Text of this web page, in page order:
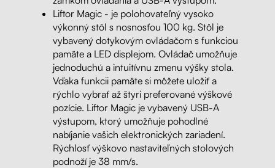
Liftor Magic - je polohovateľný vysoko
výkonný stôl s nosnosťou 100 kg. Stôl je
vybavený dotykovým ovládačom s funkciou
pamäte a LED displejom. Ovládač umožňuje
jednoduchú a intuitívnu zmenu výšky stola.
Vďaka funkcii pamäte si môžete uložiť a
rýchlo vybrať až štyri preferované výškové
pozície. Liftor Magic je vybavený USB-A
výstupom, ktorý umožňuje pohodlné
nabíjanie vašich elektronických zariadení.
Rýchlosť výškovo nastaviteľných stolových
podnoží je 38 mm/s.